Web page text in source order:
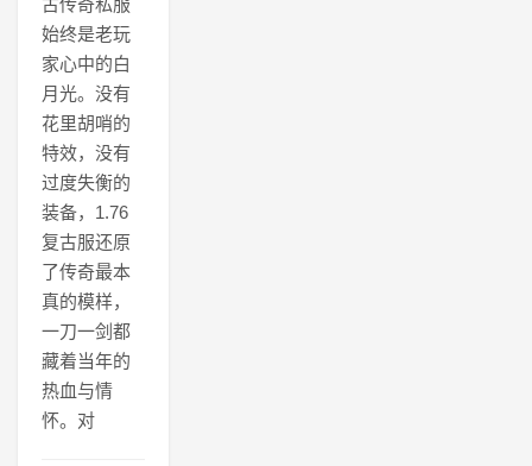
古传奇私服
始终是老玩
家心中的白
月光。没有
花里胡哨的
特效，没有
过度失衡的
装备，1.76
复古服还原
了传奇最本
真的模样，
一刀一剑都
藏着当年的
热血与情
怀。对